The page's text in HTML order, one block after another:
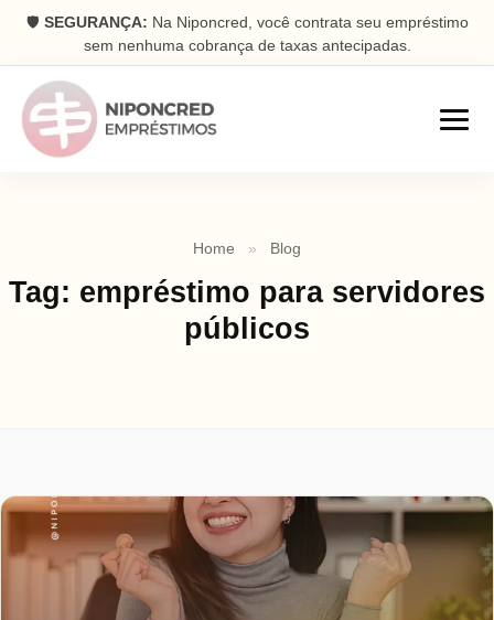
🛡️ SEGURANÇA: Na Niponcred, você contrata seu empréstimo
sem nenhuma cobrança de taxas antecipadas.
Parcelas descontadas na folha
Taxas mais baixas
Sobre
Home » Blog
Tag: empréstimo para servidores
públicos